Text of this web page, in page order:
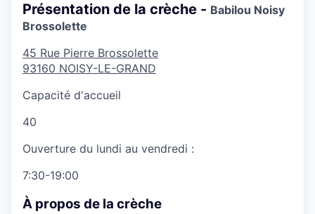
Présentation de la crèche - Babilou Noisy
Brossolette
45 Rue Pierre Brossolette
93160 NOISY-LE-GRAND
Capacité d'accueil
40
Ouverture du lundi au vendredi :
7:30-19:00
À propos de la crèche